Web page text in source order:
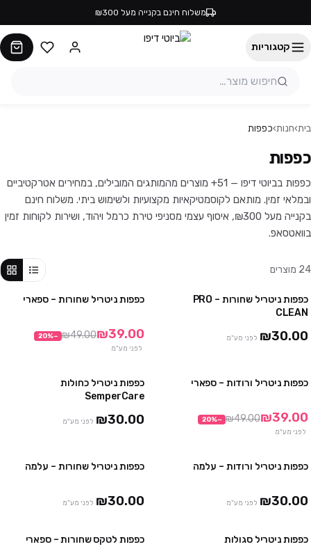
משלוח חינם בקנייה מעל ₪300
קטגוריות
בית›חנות›כפפות
כפפות
כפפות בביוטי דיפו — 51+ מוצרים מהמותגים המובילים, במחירים אטרקטיביים
ובמלאי זמין. מותאם לקוסמטיקאיות מקצועיות ולשימוש ביתי. משלוח חינם
בקנייה מעל ₪300, איסוף עצמי מסניפי טירת כרמל ויהוד, ושירות לקוחות זמין
בוואטסאפ.
24 מוצרים
כפפות ניטריל שחורות – PRO
CLEAN
₪30.00 לפני מע"מ
כפפות ניטריל שחורות – ספארי
₪39.00
₪49.00
−
20%
לפני מע"מ
כפפות ניטריל ורודות – ספארי
₪39.00
₪49.00
−
20%
לפני מע"מ
כפפות ניטריל כחולות
SemperCare
₪30.00 לפני מע"מ
כפפות ניטריל ורודות – עלמה
₪30.00 לפני מע"מ
כפפות ניטריל שחורות – עלמה
₪30.00 לפני מע"מ
כפפות ניטריל סגולות כפפות לטקס שחורות – ספארי